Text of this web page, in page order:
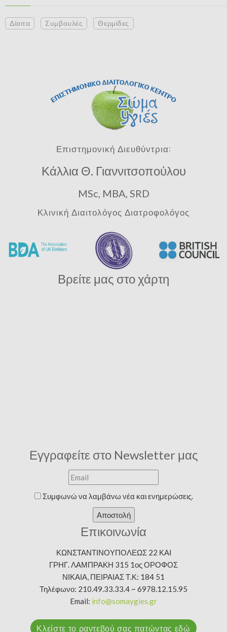
Δίαιτα Συμβουλές Θερμίδες
Επιστημονική Διευθύντρια:
Κάλλια Θ. Γιαννιτσοπούλου
MSc, MBA, SRD
Κλινική Διαιτολόγος Διατροφολόγος
Βρείτε μας στο χάρτη
Εγγραφείτε στο Newsletter μας
Συμφωνώ να λαμβάνω νέα και ενημερώσεις.
Αποστολή
Επικοινωνία
ΚΩΝΣΤΑΝΤΙΝΟΥΠΟΛΕΩΣ 22 ΚΑΙ
ΓΡΗΓ. ΛΑΜΠΡΑΚΗ 315 1ος ΟΡΟΦΟΣ
ΝΙΚΑΙΑ, ΠΕΙΡΑΙΑΣ Τ.Κ: 184 51
Τηλέφωνο: 210.49.33.33.4 ~ 6978.12.15.95
Email: info@somaygies.gr
Κλείστε το ραντεβού σας πατώντας εδώ